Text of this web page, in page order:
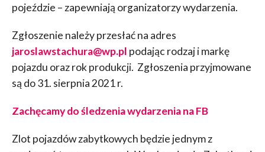
pojeździe – zapewniają organizatorzy wydarzenia.
Zgłoszenie należy przesłać na adres
jaroslawstachura@wp.pl podając rodzaj i markę
pojazdu oraz rok produkcji. Zgłoszenia przyjmowane
są do 31. sierpnia 2021 r.
Zachęcamy do śledzenia wydarzenia na FB
Zlot pojazdów zabytkowych będzie jednym z